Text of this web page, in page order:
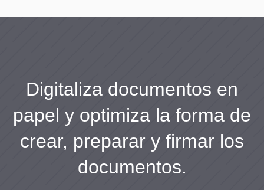
Digitaliza documentos en
papel y optimiza la forma de
crear, preparar y firmar los
documentos.